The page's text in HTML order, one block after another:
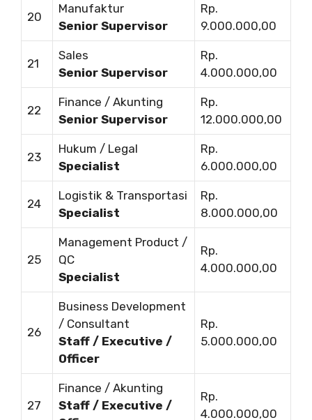
20
Manufaktur
Senior Supervisor
Rp.
9.000.000,00
21
Sales
Senior Supervisor
Rp.
4.000.000,00
22
Finance / Akunting
Senior Supervisor
Rp.
12.000.000,00
23
Hukum / Legal
Specialist
Rp.
6.000.000,00
24
Logistik & Transportasi
Specialist
Rp.
8.000.000,00
25
Management Product /
QC
Specialist
Rp.
4.000.000,00
26
Business Development
/ Consultant
Staff / Executive /
Officer
Rp.
5.000.000,00
27
Finance / Akunting
Staff / Executive /
Rp.
4.000.000,00